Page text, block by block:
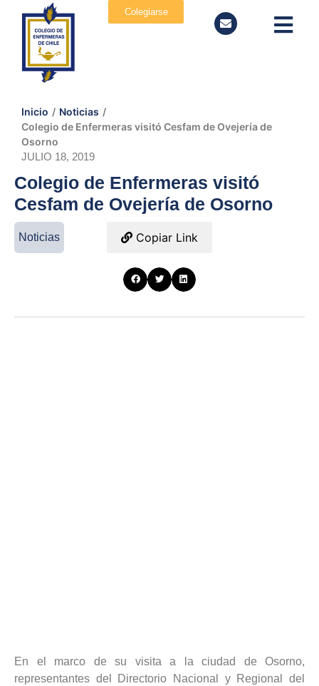
Colegiarse
Inicio / Noticias /
Colegio de Enfermeras visitó Cesfam de Ovejería de
Osorno
JULIO 18, 2019
Colegio de Enfermeras visitó
Cesfam de Ovejería de Osorno
Noticias Copiar Link
En el marco de su visita a la ciudad de Osorno,
representantes del Directorio Nacional y Regional del